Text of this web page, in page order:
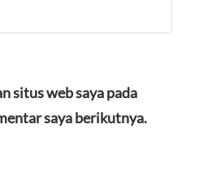
situs web saya pada
saya berikutnya.